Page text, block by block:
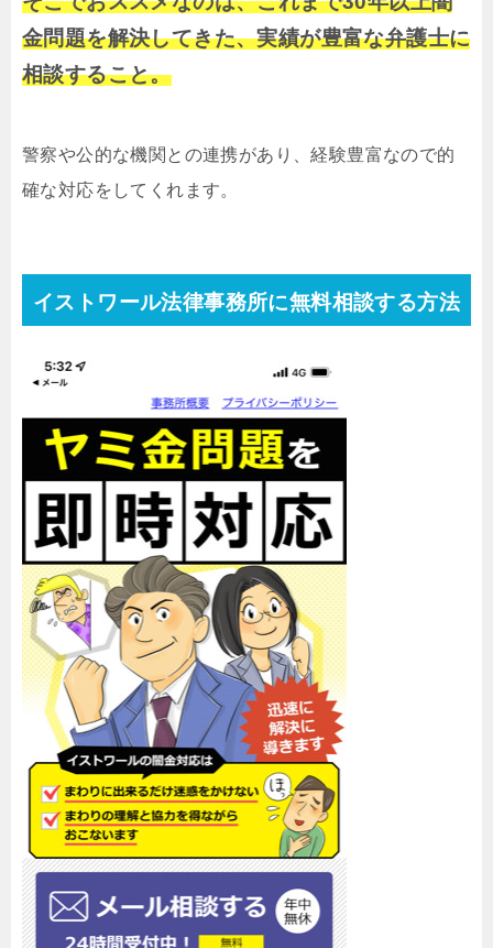
金問題を解決してきた、実績が豊富な弁護士に
相談すること。
警察や公的な機関との連携があり、経験豊富なので的
確な対応をしてくれます。
イストワール法律事務所に無料相談する方法